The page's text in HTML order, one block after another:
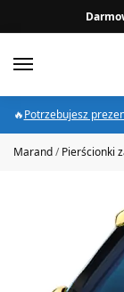
🔥Potrzebujesz
Marand/Pierścionki